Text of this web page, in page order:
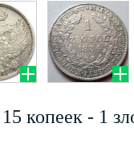
копеек - 1